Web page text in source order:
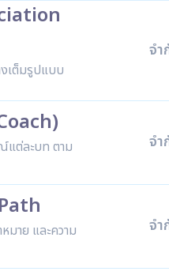
เต็มรูปแบบ
จำ
แต่ละบท ตาม
จำ
มาย และความ
จำ